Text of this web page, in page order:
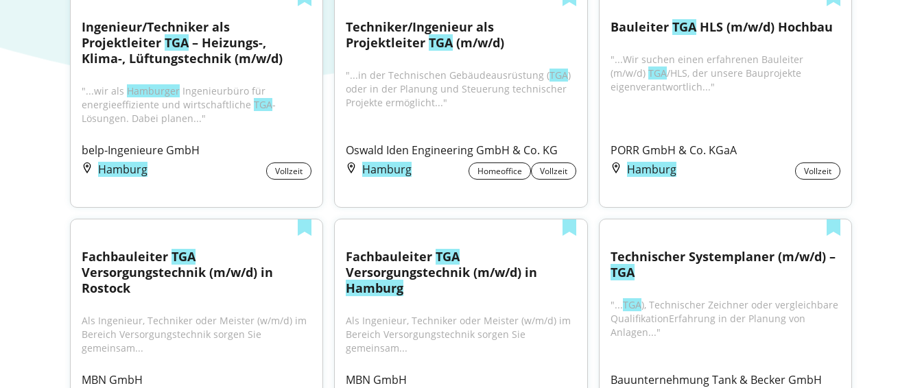
Ingenieur/Techniker als
Projektleiter TGA – Heizungs-,
Klima-, Lüftungstechnik (m/w/d)
"...wir als Hamburger Ingenieurbüro für
energieeffiziente und wirtschaftliche TGA-
Lösungen. Dabei planen..."
belp-Ingenieure GmbH
Hamburg
Vollzeit
Techniker/Ingenieur als
Projektleiter TGA (m/w/d)
"...in der Technischen Gebäudeausrüstung (TGA)
oder in der Planung und Steuerung technischer
Projekte ermöglicht..."
Oswald Iden Engineering GmbH & Co. KG
Hamburg
Homeoffice Vollzeit
Bauleiter TGA HLS (m/w/d) Hochbau
"...Wir suchen einen erfahrenen Bauleiter
(m/w/d) TGA/HLS, der unsere Bauprojekte
eigenverantwortlich..."
PORR GmbH & Co. KGaA
Hamburg
Vollzeit
Fachbauleiter TGA
Versorgungstechnik (m/w/d) in
Rostock
Als Ingenieur, Techniker oder Meister (w/m/d) im
Bereich Versorgungstechnik sorgen Sie
gemeinsam...
MBN GmbH
Fachbauleiter TGA
Hamburg
Als Ingenieur, Techniker oder Meister (w/m/d) im
Bereich Versorgungstechnik sorgen Sie
gemeinsam...
MBN GmbH
Technischer Systemplaner (m/w/d) –
TGA
"...TGA), Technischer Zeichner oder vergleichbare
QualifikationErfahrung in der Planung von
Anlagen..."
Bauunternehmung Tank & Becker GmbH